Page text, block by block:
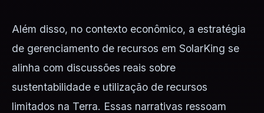
Além disso, no contexto econômico, a estratégia
de gerenciamento de recursos em SolarKing se
alinha com discussões reais sobre
sustentabilidade e utilização de recursos
limitados na Terra. Essas narrativas ressoam